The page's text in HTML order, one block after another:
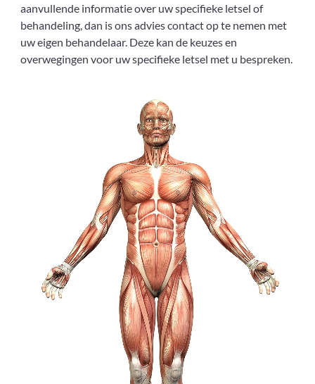
aanvullende informatie over uw specifieke letsel of
behandeling, dan is ons advies contact op te nemen met
uw eigen behandelaar. Deze kan de keuzes en
overwegingen voor uw specifieke letsel met u bespreken.